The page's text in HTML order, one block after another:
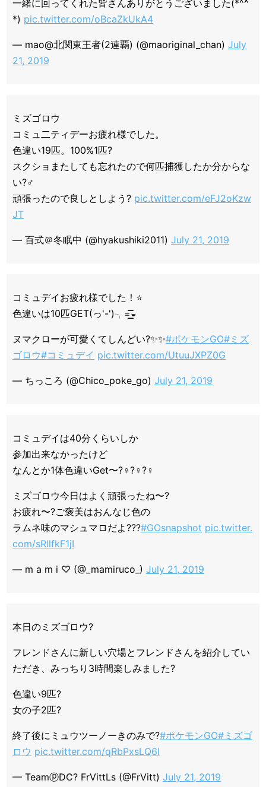
一緒に回ってくれた皆さんありがとうございました(*^^
*) pic.twitter.com/oBcaZkUkA4
— mao@北関東王者(2連覇) (@maoriginal_chan) July
21, 2019
ミズゴロウ
コミュ二ティデーお疲れ様でした。
色違い19匹。100%1匹?
スクショまたしても忘れたので何匹捕獲したか分からな
い?‍♂️
頑張ったので良しとしよう? pic.twitter.com/eFJ2oKzw
JT
— 百式＠冬眠中 (@hyakushiki2011) July 21, 2019
コミュデイお疲れ様でした！⭐️
色違いは10匹GET(っ'-')╮=͟͟͞͞◒
ヌマクローが可愛くてしんどい?✨✨#ポケモンGO#ミズ
ゴロウ#コミュデイ pic.twitter.com/UtuuJXPZ0G
— ちっころ (@Chico_poke_go) July 21, 2019
コミュデイは40分くらいしか
参加出来なかったけど
なんとか1体色違いGet〜?‍♀️?‍♀️?‍♀️
ミズゴロウ今日はよく頑張ったね〜?
お疲れ〜?ご褒美はおんなじ色の
ラムネ味のマシュマロだよ???#GOsnapshot pic.twitter.
com/sRllfkF1jI
— m a m i ♡ (@_mamiruco_) July 21, 2019
本日のミズゴロウ?
フレンドさんに新しい穴場とフレンドさんを紹介してい
ただき、みっちり3時間楽しみました?
色違い9匹?
女の子2匹?
終了後にミュウツーノーきのみで?#ポケモンGO#ミズゴ
ロウ pic.twitter.com/qRbPxsLQ6l
— TeamⓟDC? FrVittLs (@FrVitt) July 21, 2019